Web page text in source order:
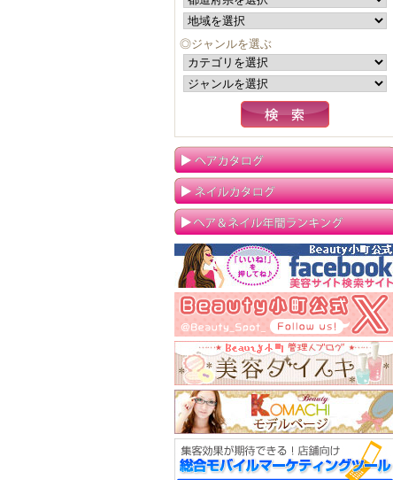
◎ジャンルを選ぶ